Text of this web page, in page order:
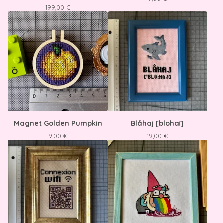
199,00 €
Magnet Golden Pumpkin
9,00 €
Blåhaj [blohaï]
19,00 €